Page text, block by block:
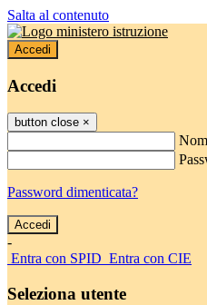
Salta al contenuto
Accedi
Accedi
button close ×
Password dimenticata?
-
Entra con SPID Entra con CIE
Seleziona utente